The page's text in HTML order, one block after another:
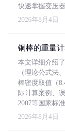
快速掌握变压
2026年8月4日
铜棒的重量
本文详细介绍
（理论公式法
棒密度取值（
际计算案例、
2007等国家标准
2026年8月4日